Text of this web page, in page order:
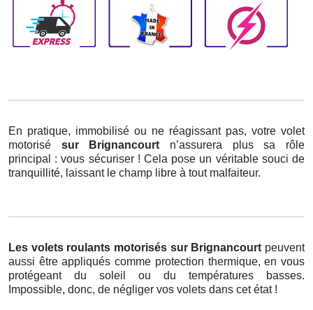
En pratique, immobilisé ou ne réagissant pas, votre volet
motorisé sur Brignancourt n’assurera plus sa rôle
principal : vous sécuriser ! Cela pose un véritable souci de
tranquillité, laissant le champ libre à tout malfaiteur.
Les volets roulants motorisés sur Brignancourt peuvent
aussi être appliqués comme protection thermique, en vous
protégeant du soleil ou du températures basses.
Impossible, donc, de négliger vos volets dans cet état !